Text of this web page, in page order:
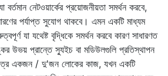
বর্তমান নেটওয়ার্কের প্রয়োজনীয়তা সমর্থন করবে,
পর্যাপ্ত সুযোগ থাকবে। এমন একটি মাধ্যম
যা যথেষ্ট বৃদ্ধিকে সমর্থন করবে কারণ সাধারণত
উভয় প্রান্তে স্যুইচ বা মডিউলগুলি প্রতিস্থাপন
একজন / দু'জন লোকের কাজ, যখন একটি